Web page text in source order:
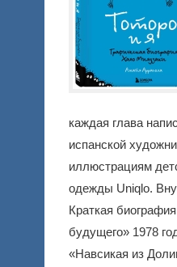
каждая глава
испанской
иллюстрациям
одежды Uniqlo.
Краткая
будущего» 1978
«Навсикая из